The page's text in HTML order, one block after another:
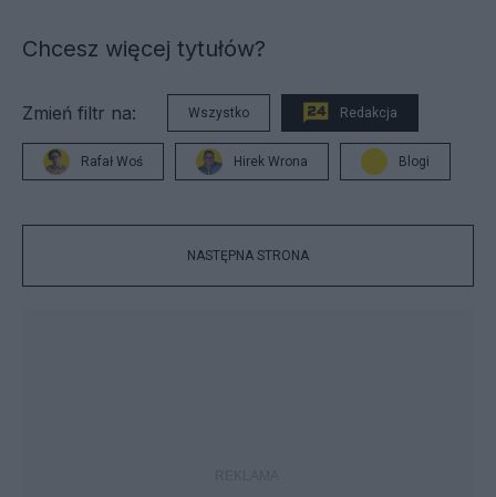
Chcesz więcej tytułów?
Zmień filtr na: Wszystko Redakcja
Rafał Woś Hirek Wrona Blogi
NASTĘPNA STRONA